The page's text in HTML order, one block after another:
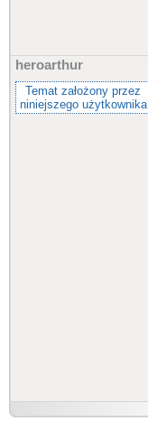
heroarthur
Temat założony przez
niniejszego użytkownika